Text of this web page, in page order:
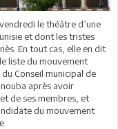
le théâtre d’une
et dont les tristes
En tout cas, elle en dit
liste du mouvement
Conseil municipal de
après avoir
de ses membres, et
du mouvement